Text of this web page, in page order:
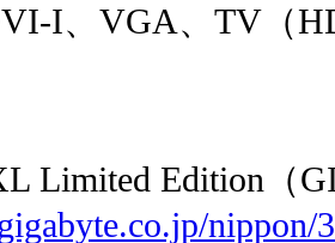
I、VGA、TV（
Limited Edition（